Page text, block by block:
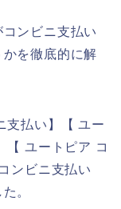
ンビニ支払い
を徹底的に解
支払い】【 ユー
ユートピア コ
ンビニ支払い
。